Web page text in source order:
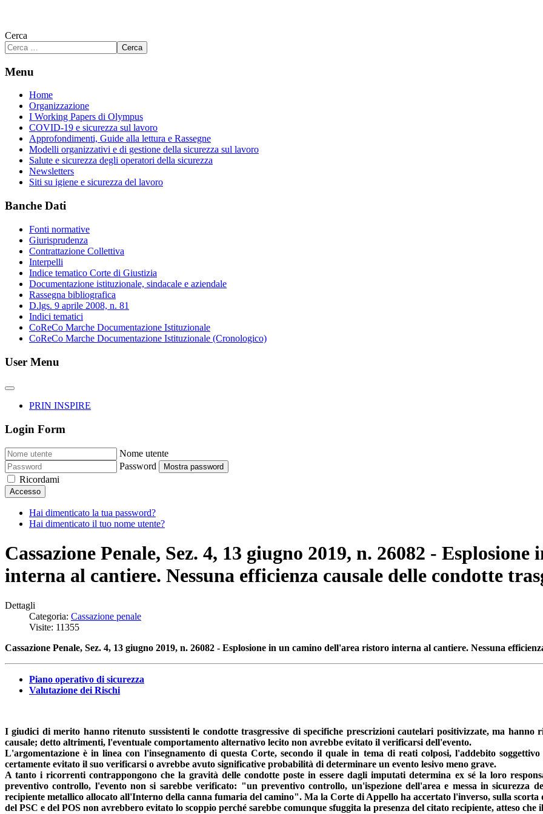
Cerca
Cerca
Menu
Home
Organizzazione
I Working Papers di Olympus
COVID-19 e sicurezza sul lavoro
Approfondimenti, Guide alla lettura e Rassegne
Modelli organizzativi e di gestione della sicurezza sul lavoro
Salute e sicurezza degli operatori della sicurezza
Newsletters
Siti su igiene e sicurezza del lavoro
Banche Dati
Fonti normative
Giurisprudenza
Contrattazione Collettiva
Interpelli
Indice tematico Corte di Giustizia
Documentazione istituzionale, sindacale e aziendale
Rassegna bibliografica
D.lgs. 9 aprile 2008, n. 81
Indici tematici
CoReCo Marche Documentazione Istituzionale
CoReCo Marche Documentazione Istituzionale (Cronologico)
User Menu
PRIN INSPIRE
Login Form
Nome utente
Password
Mostra password
Ricordami
Accesso
Hai dimenticato la tua password?
Hai dimenticato il tuo nome utente?
Cassazione Penale, Sez. 4, 13 giugno 2019, n. 26082 -
interna al cantiere. Nessuna efficienza causale delle condotte
Dettagli
Categoria: Cassazione penale
Visite: 11355
Cassazione Penale, Sez. 4, 13 giugno 2019, n. 26082 - Esplosione in un camino dell'area ristoro interna al cantiere. Nessuna
Piano operativo di sicurezza
Valutazione dei Rischi
I giudici di merito hanno ritenuto sussistenti le condotte trasgressive di specifiche prescrizioni cautelari positivizzate, ma hanno
causale; detto altrimenti, l'eventuale comportamento alternativo lecito non avrebbe evitato il verificarsi dell'evento.
L'argomentazione è in linea con l'insegnamento di questa Corte, secondo il quale in tema di reati colposi, l'addebito
certamente evitato il suo verificarsi o avrebbe avuto significative probabilità di determinare un evento lesivo meno grave.
A tanto i ricorrenti contrappongono che la gravità delle condotte poste in essere dagli imputati determina ex sé la loro
preventivo controllo, l'evento non si sarebbe verificato: "un preventivo controllo, un'ispezione dell'area e messa in sicurezza
recipiente metallico allocato all'Interno della canna fumaria del camino". Ma la Corte di Appello ha accertato l'inverso, sulla
del PSC e del POS non avrebbero evitato lo scoppio perché sarebbe comunque sfuggita la presenza del citato recipiente, atteso